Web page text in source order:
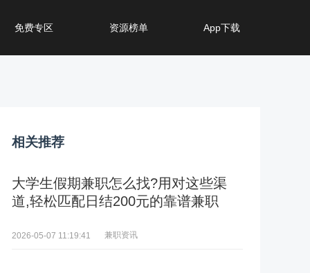
免费专区 资源榜单 App下载
相关推荐
大学生假期兼职怎么找?用对这些渠
道,轻松匹配日结200元的靠谱兼职
2026-05-07 11:19:41 兼职资讯